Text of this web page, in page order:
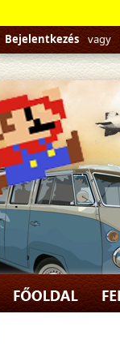
Bejelentkezés vagy